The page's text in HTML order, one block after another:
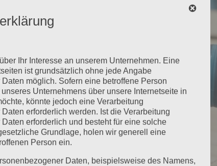
Ihr Interesse an unserem Unternehmen. Eine
ist grundsätzlich ohne jede Angabe
möglich. Sofern eine betroffene Person
Unternehmens über unsere Internetseite in
könnte jedoch eine Verarbeitung
erforderlich werden. Ist die Verarbeitung
erforderlich und besteht für eine solche
Grundlage, holen wir generell eine
Person ein.
Daten, beispielsweise des Namens,